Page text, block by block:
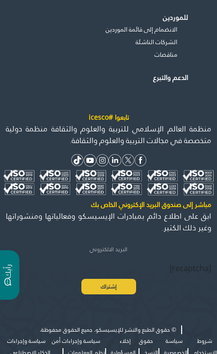
ر
أ
ي
ك
للموردين
الانضمام إلى قائمة الموردين
الشركات الناشئة
مناقصات
الدعم والتبرع
تابعوا #icesco
منظمة العالم الإسلامي للتربية والعلوم والثقافة منظمة دولية
متخصصة في مجالات التربية والعلوم والثقافة.
مباشر إلى صندوق البريد الإكتروني الخاص بك
ابق على اطلاع دائم بمبادرات الإيسيسكو وفعالياتها ومنشوراتها
وغير ذلك الكثير.
[recaptcha]
©حقوق الطبع والنشر للإيسيسكو. جميع الحقوق محفوظة.
شروط
الاستخدام
سياسة
الخصوصية
حقوق
النسخ
إخلاء
المسؤولية
سياسة وإجراءات أمن
نظم المعلومات
سياسة وإجراءات
الذكاء الاصطناعي